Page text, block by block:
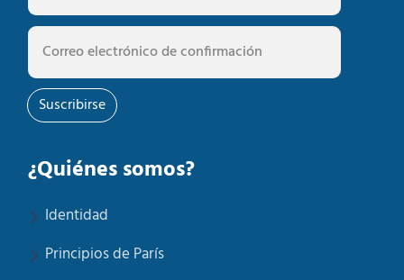
Suscribirse
¿Quiénes somos?
Identidad
Principios de París